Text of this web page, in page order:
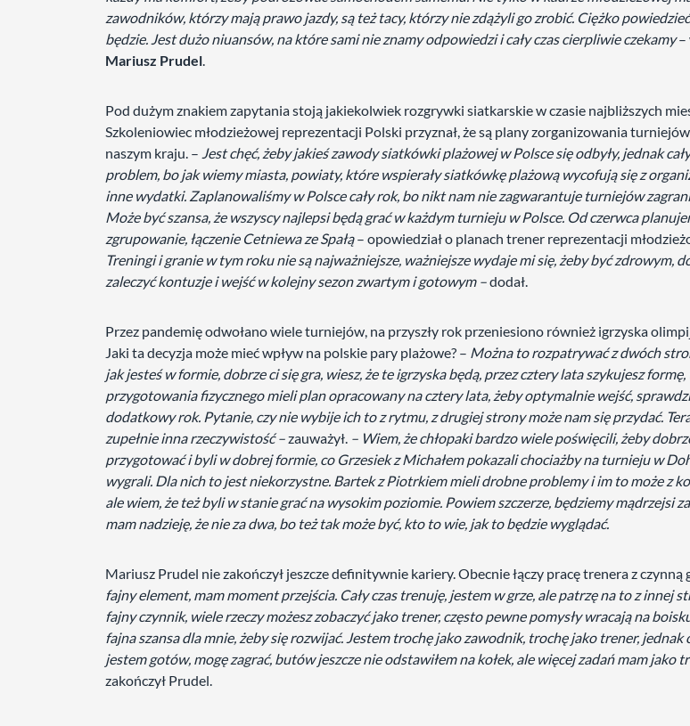
zawodników, którzy mają prawo jazdy, są też tacy, którzy nie zdążyli go zrobić. Ciężko
będzie. Jest dużo niuansów, na które sami nie znamy odpowiedzi i cały czas cierpliwie czekamy–
Mariusz Prudel.
Pod dużym znakiem zapytania stoją jakiekolwiek rozgrywki siatkarskie w czasie najbliższych
Szkoleniowiec młodzieżowej reprezentacji Polski przyznał, że są plany zorganizowania
naszym kraju. – Jest chęć, żeby jakieś zawody siatkówki plażowej w Polsce się odbyły, jednak
problem, bo jak wiemy miasta, powiaty, które wspierały siatkówkę plażową wycofują się z
inne wydatki. Zaplanowaliśmy w Polsce cały rok, bo nikt nam nie zagwarantuje turniejów
Może być szansa, że wszyscy najlepsi będą grać w każdym turnieju w Polsce. Od czerwca
zgrupowanie, łączenie Cetniewa ze Spałą– opowiedział o planach trener reprezentacji
Treningi i granie w tym roku nie są najważniejsze, ważniejsze wydaje mi się, żeby być zdrowym,
zaleczyć kontuzje i wejść w kolejny sezon zwartym i gotowym –dodał.
Przez pandemię odwołano wiele turniejów, na przyszły rok przeniesiono również igrzyska
Jaki ta decyzja może mieć wpływ na polskie pary plażowe? – Można to rozpatrywać z dwóch
jak jesteś w formie, dobrze ci się gra, wiesz, że te igrzyska będą, przez cztery lata szykujesz
przygotowania fizycznego mieli plan opracowany na cztery lata, żeby optymalnie wejść,
dodatkowy rok. Pytanie, czy nie wybije ich to z rytmu, z drugiej strony może nam się przydać.
zupełnie inna rzeczywistość –zauważył. – Wiem, że chłopaki bardzo wiele poświęcili, żeby
przygotować i byli w dobrej formie, co Grzesiek z Michałem pokazali chociażby na turnieju w
wygrali. Dla nich to jest niekorzystne. Bartek z Piotrkiem mieli drobne problemy i im to może z
ale wiem, że też byli w stanie grać na wysokim poziomie. Powiem szczerze, będziemy mądrzejsi
mam nadzieję, że nie za dwa, bo też tak może być, kto to wie, jak to będzie wyglądać.
Mariusz Prudel nie zakończył jeszcze definitywnie kariery. Obecnie łączy pracę trenera z czynną
fajny element, mam moment przejścia. Cały czas trenuję, jestem w grze, ale patrzę na to z innej
fajny czynnik, wiele rzeczy możesz zobaczyć jako trener, często pewne pomysły wracają na
fajna szansa dla mnie, żeby się rozwijać. Jestem trochę jako zawodnik, trochę jako trener, jednak
jestem gotów, mogę zagrać, butów jeszcze nie odstawiłem na kołek, ale więcej zadań mam jako
zakończył Prudel.